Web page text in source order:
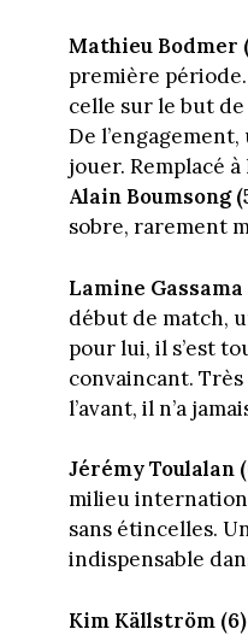
Mathieu Bodmer
première période.
celle sur le but
De
jouer. Remplacé
Alain Boumsong
sobre, rarement
Lamine Gassama
début de match,
pour lui, il s’est
convaincant.
l’avant, il n’a
Jérémy Toulalan
milieu
sans étincelles.
indispensable
Kim Källström (6)